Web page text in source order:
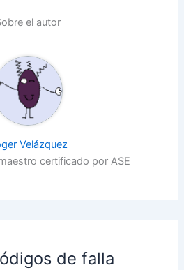
el autor
Velázquez
certificado por ASE
de falla